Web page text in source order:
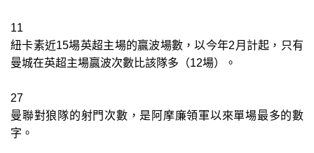
11
紐卡素近15場英超主場的贏波場數，以今年2月計起，只有
曼城在英超主場贏波次數比該隊多（12場）。
27
曼聯對狼隊的射門次數，是阿摩廉領軍以來單場最多的數
字。